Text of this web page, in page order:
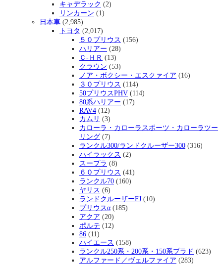
キャデラック (2)
リンカーン (1)
日本車 (2,985)
トヨタ (2,017)
５０プリウス (156)
ハリアー (28)
Ｃ-ＨＲ (13)
クラウン (53)
ノア・ボクシー・エスクァイア (16)
３０プリウス (114)
50プリウスPHV (114)
80系ハリアー (17)
RAV4 (12)
カムリ (3)
カローラ・カローラスポーツ・カローラツー
リング (7)
ランクル300/ランドクルーザー300 (316)
ハイラックス (2)
スープラ (8)
６０プリウス (41)
ランクル70 (160)
ヤリス (6)
ランドクルーザーFJ (10)
プリウスα (185)
アクア (20)
ポルテ (12)
86 (11)
ハイエース (158)
ランクル250系・200系・150系プラド (623)
アルファード／ヴェルファイア (283)